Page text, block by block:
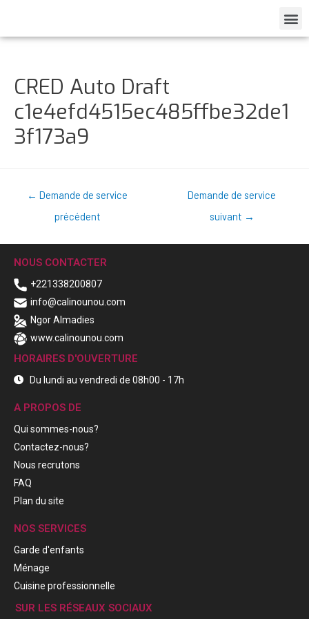
CRED Auto Draft
c1e4efd4515ec485ffbe32de1
3f173a9
← Demande de service
précédent
Demande de service
suivant →
NOUS CONTACTER
+221338200807
info@calinounou.com
Ngor Almadies
www.calinounou.com
HORAIRES D'OUVERTURE
Du lundi au vendredi de 08h00 - 17h
A PROPOS DE
Qui sommes-nous?
Contactez-nous?
Nous recrutons
FAQ
Plan du site
NOS SERVICES
Garde d'enfants
Ménage
Cuisine professionnelle
SUR LES RÉSEAUX SOCIAUX